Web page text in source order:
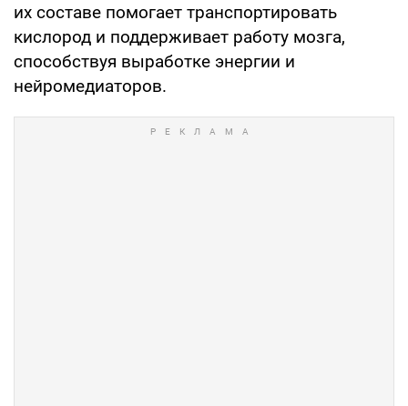
их составе помогает транспортировать
кислород и поддерживает работу мозга,
способствуя выработке энергии и
нейромедиаторов.